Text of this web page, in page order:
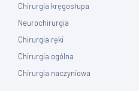
Chirurgia kręgosłupa
Neurochirurgia
Chirurgia ręki
Chirurgia ogólna
Chirurgia naczyniowa